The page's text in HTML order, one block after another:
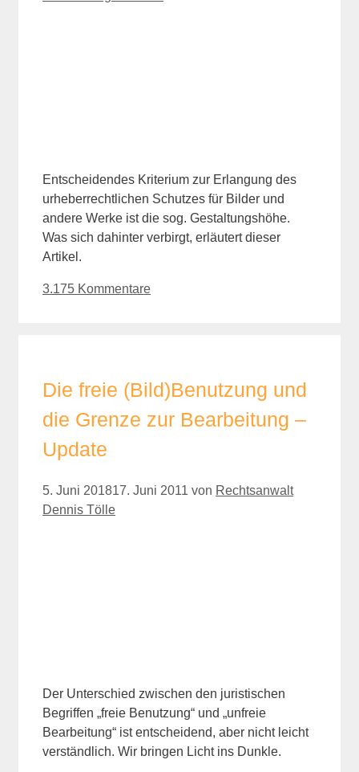
Entscheidendes Kriterium zur Erlangung des
urheberrechtlichen Schutzes für Bilder und
andere Werke ist die sog. Gestaltungshöhe.
Was sich dahinter verbirgt, erläutert dieser
Artikel.
3.175 Kommentare
Die freie (Bild)Benutzung und
die Grenze zur Bearbeitung –
Update
5. Juni 201817. Juni 2011 von Rechtsanwalt
Dennis Tölle
Der Unterschied zwischen den juristischen
Begriffen „freie Benutzung“ und „unfreie
Bearbeitung“ ist entscheidend, aber nicht leicht
verständlich. Wir bringen Licht ins Dunkle.